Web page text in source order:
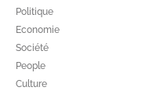
Politique
Economie
Société
People
Culture